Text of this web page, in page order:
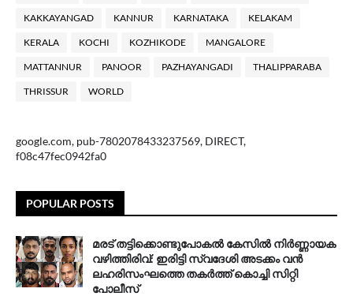
KAKKAYANGAD KANNUR KARNATAKA KELAKAM
KERALA KOCHI KOZHIKODE MANGALORE
MATTANNUR PANOOR PAZHAYANGADI THALIPPARABA
THRISSUR WORLD
google.com, pub-7802078433237569, DIRECT,
f08c47fec0942fa0
POPULAR POSTS
മരട് തട്ടിക്കൊണ്ടുപോകൽ കേസിൽ നിർണ്ണായക
വഴിത്തിരിവ്: ഇരിട്ടി സ്വദേശി അടക്കം വൻ
ലഹരിസംഘത്തെ തകർത്ത് കൊച്ചി സിറ്റി
പോലീസ്